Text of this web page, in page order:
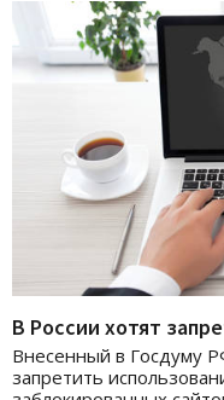
В России хотят
Внесенный в Госдуму
запретить